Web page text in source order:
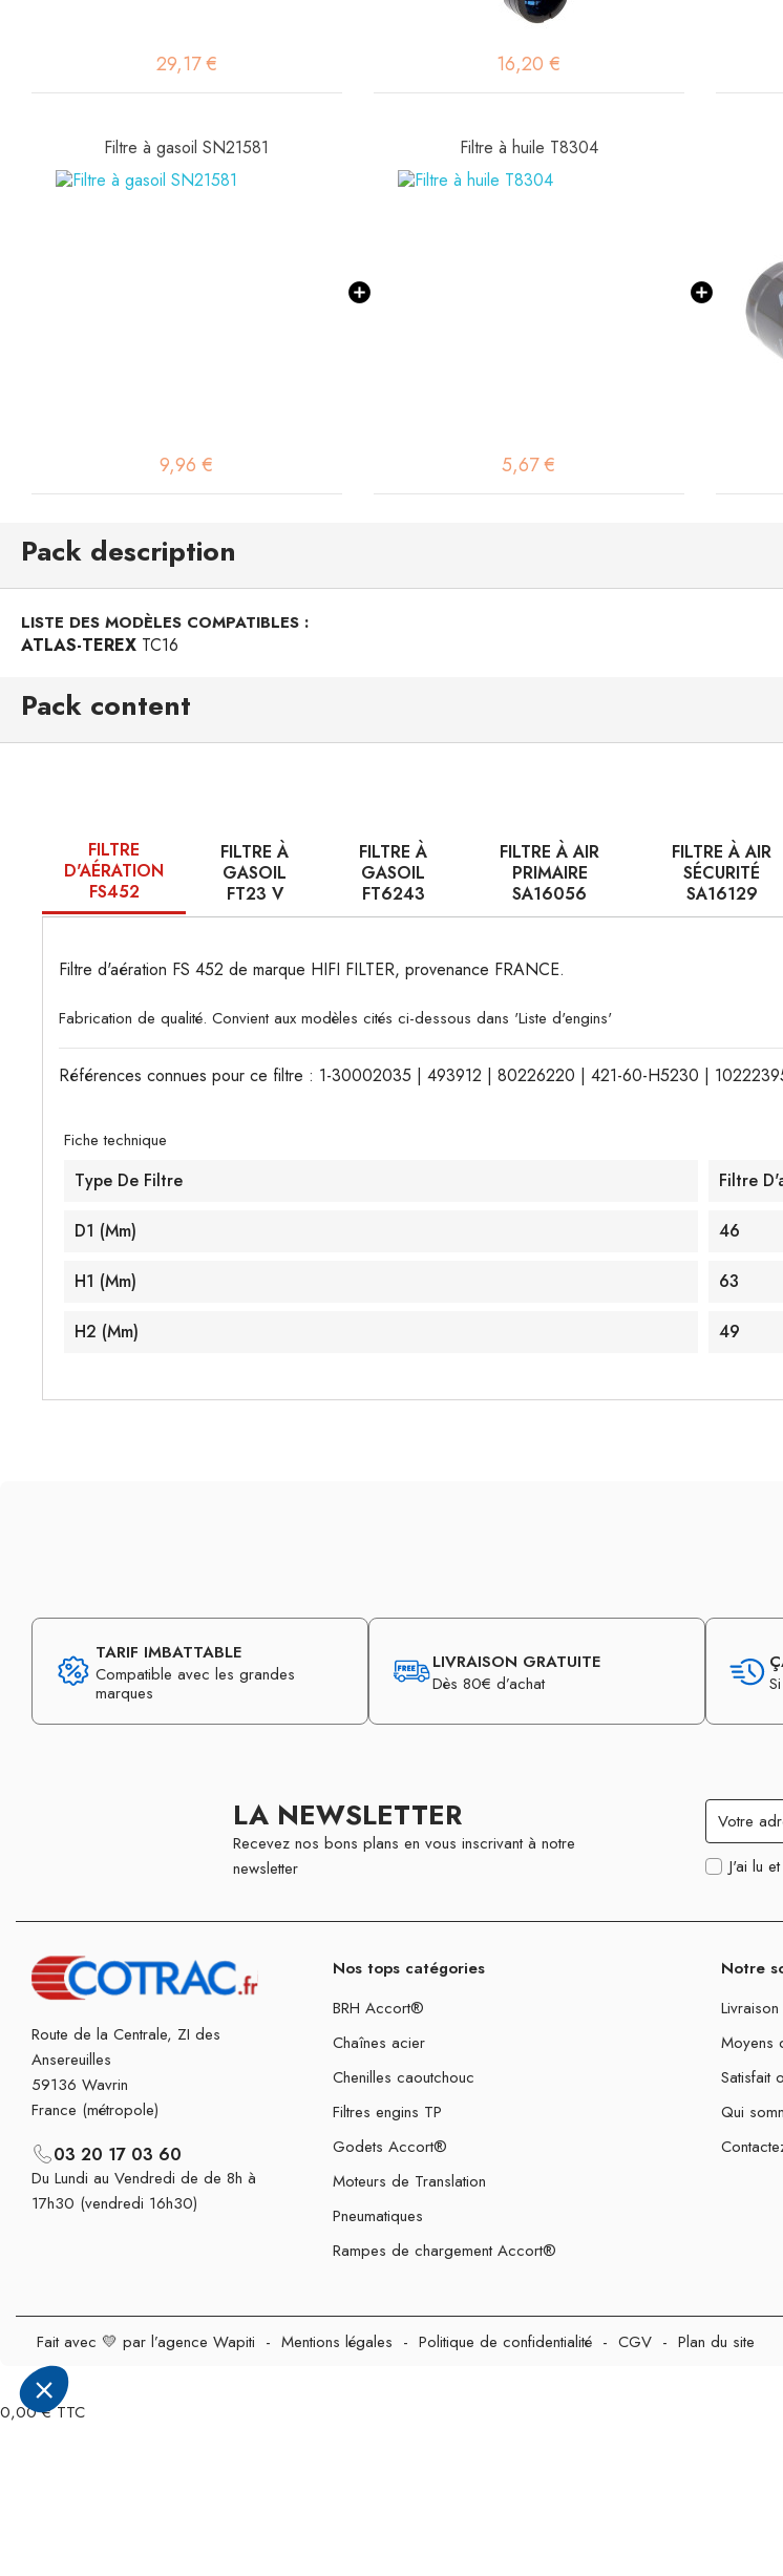
29,17 € 16,20 €
Filtre à gasoil SN21581
9,96 €
Filtre à huile T8304
5,67 €
Pack description
LISTE DES MODÈLES COMPATIBLES :
ATLAS-TEREX TC16
Pack content
FILTRE
D'AÉRATION
FS452
FILTRE À
GASOIL
FT23 V
FILTRE À
GASOIL
FT6243
FILTRE À AIR
PRIMAIRE
SA16056
FILTRE À AIR
SÉCURITÉ
SA16129
Filtre d'aération FS 452 de marque HIFI FILTER, provenance FRANCE.
Fabrication de qualité. Convient aux modèles cités ci-dessous dans 'Liste d'engins'
Références connues pour ce filtre : 1-30002035 | 493912 | 80226220 | 421-60-H5230 |
Fiche technique
Type De Filtre Filtre
D1 (mm) 46
H1 (mm) 63
H2 (mm) 49
TARIF IMBATTABLE
Compatible avec les grandes
marques
LIVRAISON GRATUITE
Dès 80€ d’achat
LA NEWSLETTER
Recevez nos bons plans en vous inscrivant à notre
newsletter
J'ai lu
Route de la Centrale, ZI des
Ansereuilles
59136 Wavrin
France (métropole)
03 20 17 03 60
Du Lundi au Vendredi de de 8h à
17h30 (vendredi 16h30)
Nos tops catégories
BRH Accort®
Chaînes acier
Chenilles caoutchouc
Filtres engins TP
Godets Accort®
Moteurs de Translation
Pneumatiques
Rampes de chargement Accort®
Notre
Moyens
Satisfait
Qui
Fait avec 💛 par l’agence Wapiti - Mentions légales - Politique de confidentialité - CGV - Plan du site
0,00 € TTC